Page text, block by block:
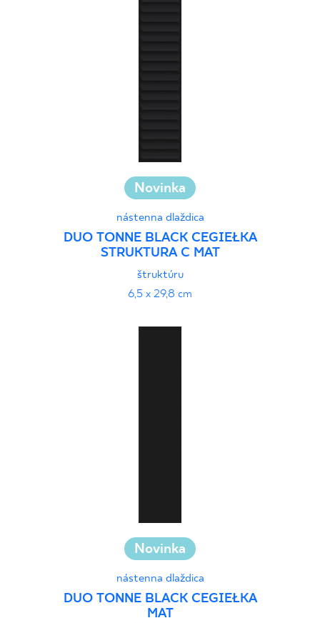
Novinka
nástenna dlaždica
DUO TONNE BLACK CEGIEŁKA
STRUKTURA C MAT
štruktúru
6,5 x 29,8 cm
Novinka
nástenna dlaždica
DUO TONNE BLACK CEGIEŁKA
MAT